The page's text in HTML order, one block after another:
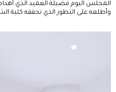
المجلس اليوم فضيلة العميد الذي
وأطلعه على التطور الذي تحققه كلية